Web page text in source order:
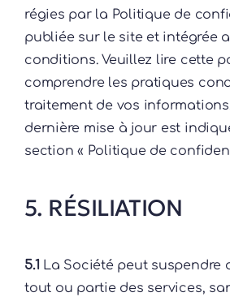
régies par la Politique de
publiée sur le site et intégrée
conditions. Veuillez lire cette
comprendre les pratiques
traitement de vos
dernière mise à jour est
section « Politique de
5. RÉSILIATION
5.1 La Société peut suspendre
tout ou partie des services,